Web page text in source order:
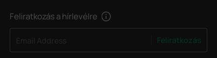
Feliratkozás a hírlevélre
Feliratkozás